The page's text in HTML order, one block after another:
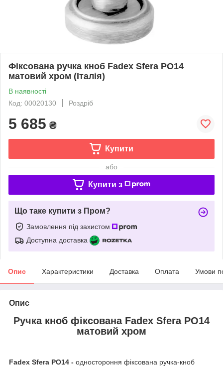
Фіксована ручка кноб Fadex Sfera PO14
матовий хром (Італія)
В наявності
Код: 00020130
Роздріб
5 685 ₴
Купити
або
Купити з
Що таке купити з Пром?
Замовлення під захистом
Доступна доставка
Опис Характеристики Доставка Оплата Умови
Опис
Ручка кноб фіксована Fadex Sfera PO14
матовий хром
Fadex Sfera PO14 - одностороння фіксована ручка-кноб